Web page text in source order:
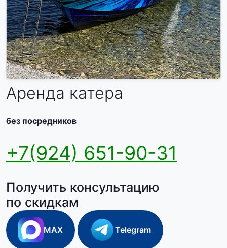
Аренда катера
без посредников
+7(924) 651-90-31
Получить консультацию
по скидкам
MAX Telegram